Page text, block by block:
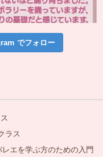
でフォロー
ラス
エを学ぶ方のための入門